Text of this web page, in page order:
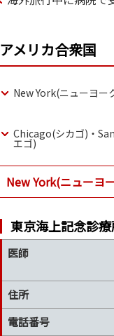
アメリカ合衆国
New York(ニューヨー
Chicago(シカゴ)・
エゴ)
New York(ニューヨ
東京海上記念診
医師
住所
電話番号